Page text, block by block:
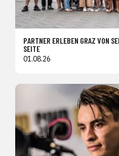
PARTNER ERLEBEN GRAZ VON
SEITE
01.08.26